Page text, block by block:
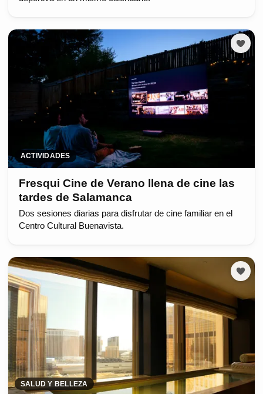
ACTIVIDADES
Fresqui Cine de Verano llena de cine las
tardes de Salamanca
Dos sesiones diarias para disfrutar de cine familiar en el
Centro Cultural Buenavista.
SALUD Y BELLEZA